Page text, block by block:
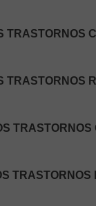
TRASTORNOS
TRASTORNOS
TRASTORNOS